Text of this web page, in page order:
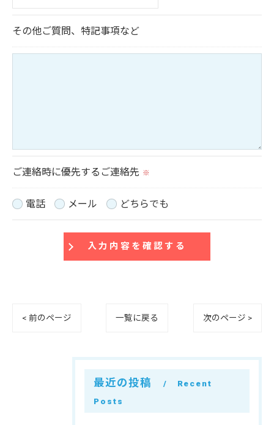
その他ご質問、特記事項など
ご連絡時に優先するご連絡先 ※
電話 メール どちらでも
< 前のページ 一覧に戻る 次のページ >
最近の投稿
Recent
Posts